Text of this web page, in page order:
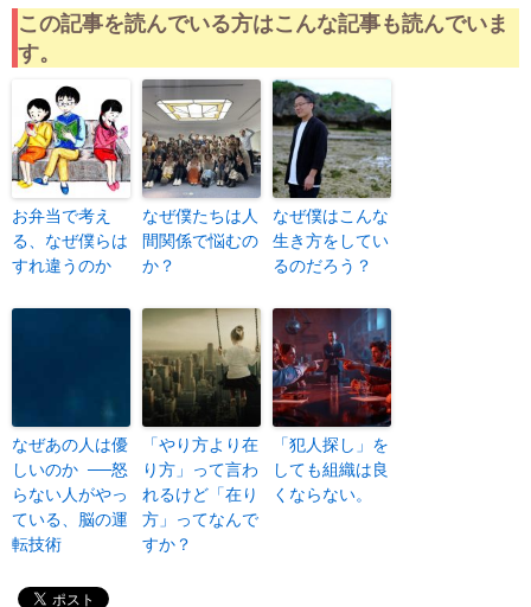
この記事を読んでいる方はこんな記事も読んでいま
す。
お弁当で考え
る、なぜ僕らは
すれ違うのか
なぜ僕たちは人
間関係で悩むの
か？
なぜ僕はこんな
生き方をしてい
るのだろう？
なぜあの人は優
しいのか ──怒
らない人がやっ
ている、脳の運
転技術
「やり方より在
り方」って言わ
れるけど「在り
方」ってなんで
すか？
「犯人探し」を
しても組織は良
くならない。